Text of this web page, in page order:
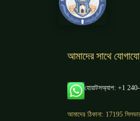
আমাদের সাথে
হোয়াটসঅ্যাপ: +1
আমাদের ঠিকানা: 17195